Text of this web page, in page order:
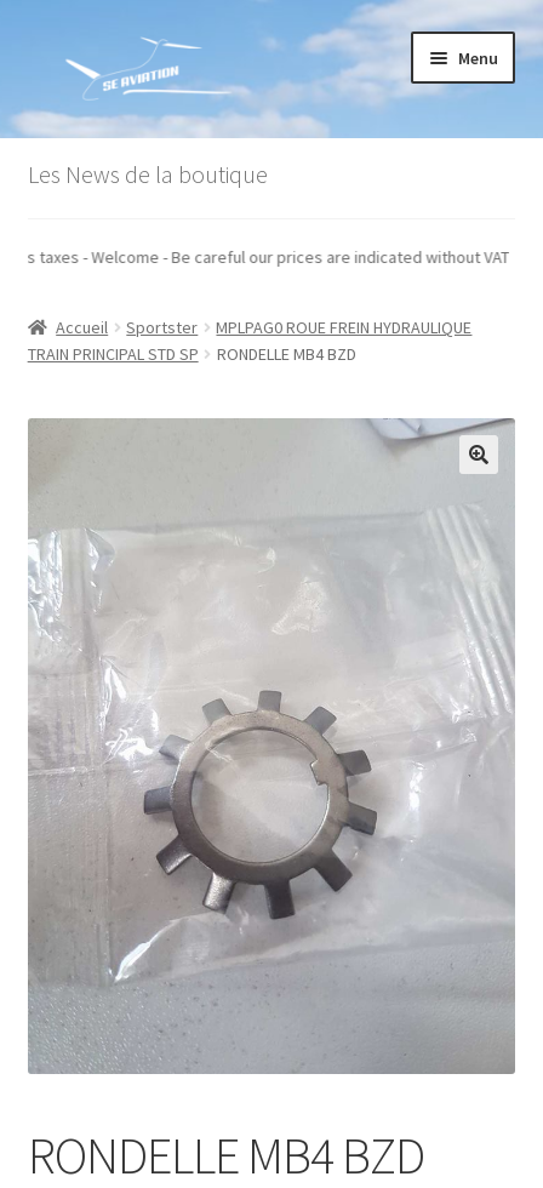
la
navigation
contenu
Menu
Accueil
Conditions générales de vente
Mon compte
Recommandations techniques
Les News de la boutique
hors taxes - Welcome - Be careful our prices are indicated without
Accueil Sportster
MPLPAG0 ROUE FREIN HYDRAULIQUE
TRAIN PRINCIPAL STD SP
RONDELLE MB4 BZD
RONDELLE MB4 BZD